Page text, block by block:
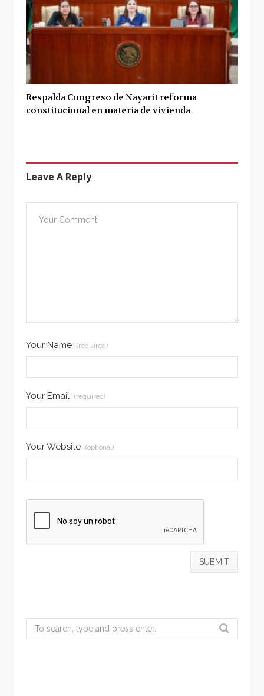
Respalda Congreso de Nayarit reforma
constitucional en materia de vivienda
Leave A Reply
Your Name (required)
Your Email (required)
Your Website (optional)
Search
for: